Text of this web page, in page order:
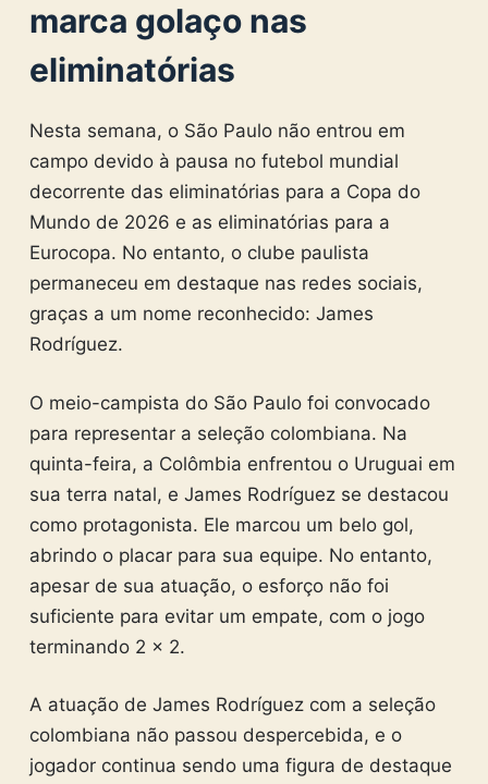
marca golaço nas
eliminatórias
Nesta semana, o São Paulo não entrou em
campo devido à pausa no futebol mundial
decorrente das eliminatórias para a Copa do
Mundo de 2026 e as eliminatórias para a
Eurocopa. No entanto, o clube paulista
permaneceu em destaque nas redes sociais,
graças a um nome reconhecido: James
Rodríguez.
O meio-campista do São Paulo foi convocado
para representar a seleção colombiana. Na
quinta-feira, a Colômbia enfrentou o Uruguai em
sua terra natal, e James Rodríguez se destacou
como protagonista. Ele marcou um belo gol,
abrindo o placar para sua equipe. No entanto,
apesar de sua atuação, o esforço não foi
suficiente para evitar um empate, com o jogo
terminando 2 x 2.
A atuação de James Rodríguez com a seleção
colombiana não passou despercebida, e o
jogador continua sendo uma figura de destaque